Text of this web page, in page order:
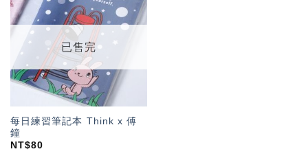
「願
望輕
已售完
每日練習筆記本 Think x 傅
鐘
NT$80